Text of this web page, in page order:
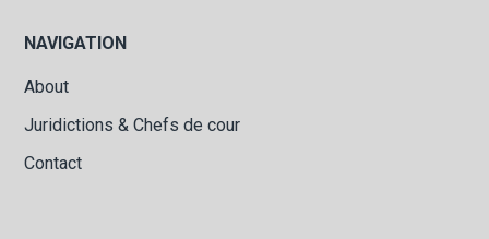
NAVIGATION
About
Juridictions & Chefs de cour
Contact